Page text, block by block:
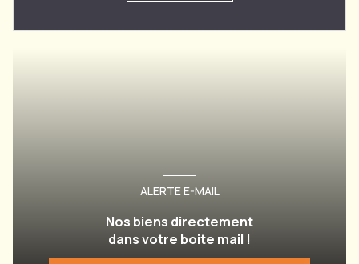
ALERTE E-MAIL
Nos biens directement
dans votre boite mail !